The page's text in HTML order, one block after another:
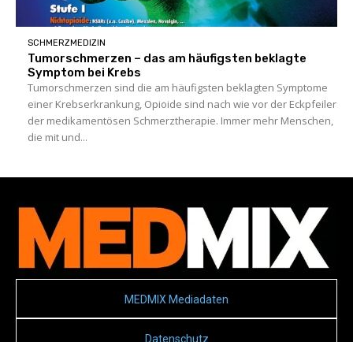
SCHMERZMEDIZIN
Tumorschmerzen – das am häufigsten beklagte
Symptom bei Krebs
Tumorschmerzen sind die am häufigsten beklagten Symptome
einer Krebserkrankung, Opioide sind nach wie vor der Eckpfeiler
der medikamentösen Schmerztherapie. Immer mehr Menschen,
die mit und...
MEDMIX Mediadaten
Datenschutz